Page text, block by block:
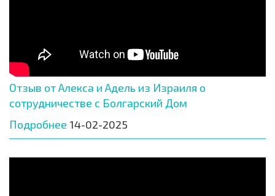
Отзыв от Алекса и Адель из Израиля о
сотрудничестве с Болгарский Дом
Подробнее 14-02-2025